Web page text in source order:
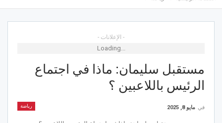
- الإعلانات -
Loading...
مستقبل سليمان: ماذا في اجتماع
الرئيس باللاعبين ؟
رياضة في مايو 8, 2025